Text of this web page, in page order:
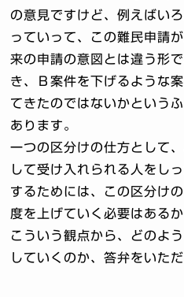
の意見ですけど、例えばい
っていって、この難民申請
来の申請の意図とは違う形
き、Ｂ案件を下げるような
てきたのではないかという
あります。
一つの区分けの仕方として
して受け入れられる人をし
するためには、この区分け
度を上げていく必要はある
こういう観点から、どのよ
していくのか、答弁をいた